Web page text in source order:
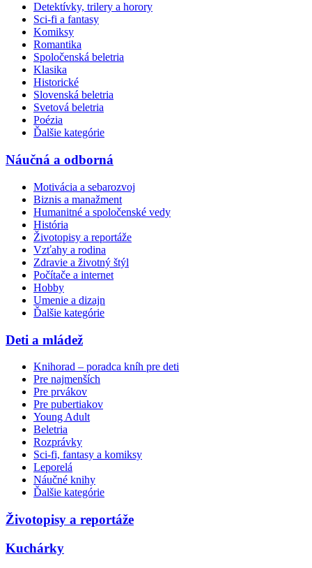
Detektívky, trilery a horory
Sci-fi a fantasy
Komiksy
Romantika
Spoločenská beletria
Klasika
Historické
Slovenská beletria
Svetová beletria
Poézia
Ďalšie kategórie
Náučná a odborná
Motivácia a sebarozvoj
Biznis a manažment
Humanitné a spoločenské vedy
História
Životopisy a reportáže
Vzťahy a rodina
Zdravie a životný štýl
Počítače a internet
Hobby
Umenie a dizajn
Ďalšie kategórie
Deti a mládež
Knihorad – poradca kníh pre deti
Pre najmenších
Pre prvákov
Pre pubertiakov
Young Adult
Beletria
Rozprávky
Sci-fi, fantasy a komiksy
Leporelá
Náučné knihy
Ďalšie kategórie
Životopisy a reportáže
Kuchárky